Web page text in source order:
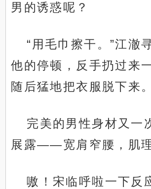
男的诱惑呢？
“用毛巾擦干。”江澈
他的停顿，反手扔过来
随后猛地把衣服脱下来。
完美的男性身材又一
展露——宽肩窄腰，肌理
嗷！宋临呼啦一下反